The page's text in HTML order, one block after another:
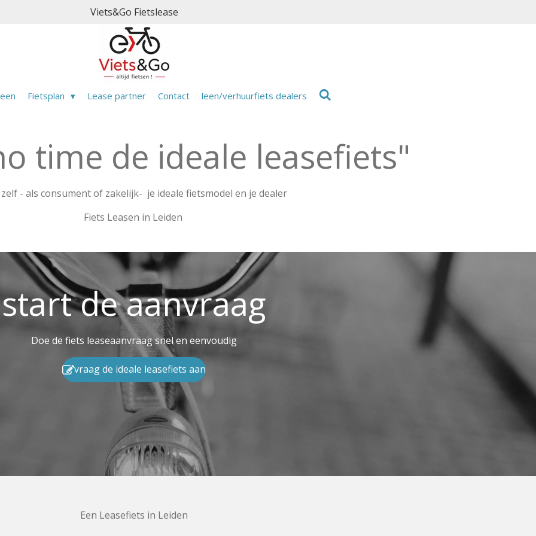
Viets&Go Fietslease
Fietsplan Lease partner Contact leen/verhuurfiets dealers
time de ideale leasefiets"
- als consument of zakelijk- je ideale fietsmodel en je dealer
Fiets Leasen in Leiden
start de aanvraag
Doe de fiets leaseaanvraag snel en eenvoudig
vraag de ideale leasefiets aan
Een Leasefiets in Leiden